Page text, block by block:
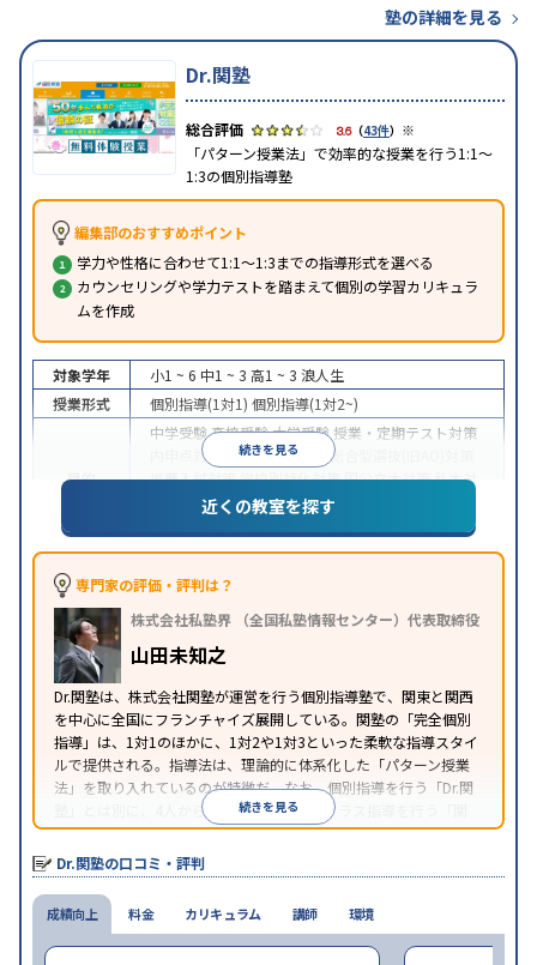
塾の詳細を見る
Dr.関塾
3.6（43件） ※
「パターン授業法」で効率的な授業を行う1:1～
1:3の個別指導塾
編集部のおすすめポイント
学力や性格に合わせて1:1～1:3までの指導形式を選べる
カウンセリングや学力テストを踏まえて個別の学習カリキュラ
ムを作成
続きを見る
対象学年 小1 ~ 6 中1 ~ 3 高1 ~ 3 浪人生
授業形式
個別指導(1対1) 個別指導(1対2~)
目的
中学受験高校受験大学受験 授業・定期テスト対策
内申点対策
学習習慣の定着
総合型選抜(旧AO)対策
推薦入試対策学校別特化対策国公立大対策私大対
共通テスト対策英検(英語検定)対策
特徴
中高一貫校生に対応授業の振替可能不登校生に対
応
1科目から受講可能
障害の子どもに対応
※2023年3月調査。小学校高学年の個別指導塾アンケート調査方法を参
近くの教室を探す
専門家の評価・評判は？
株式会社私塾界 （全国私塾情報センター）代表取締役
山田未知之
Dr.関塾は、株式会社関塾が運営を行う個別指導塾で、関東と関西
を中心に全国にフランチャイズ展開している。関塾の「完全個別
指導」は、1対1のほかに、1対2や1対3といった柔軟な指導スタイ
ルで提供される。指導法は、理論的に体系化した「パターン授業
法」を取り入れているのが特徴だ。なお、個別指導を行う「Dr.関
塾」とは別に、4人から12人前後の少人数クラス指導を行う「関
塾」がある。
続きを見る
Dr.関塾の口コミ・評判
成績向上 料金 カリキュラム 講師 環境